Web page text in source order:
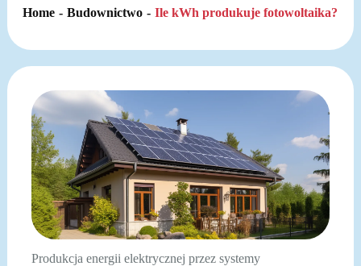
Home Budownictwo Ile kWh produkuje fotowoltaika?
Produkcja energii elektrycznej przez systemy